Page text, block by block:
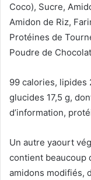
Coco), Sucre,
Amidon de Riz,
Protéines de
Poudre de
99 calories, lipides
glucides 17,5 g,
d’information,
Un autre yaourt
contient beaucoup
amidons modifiés,